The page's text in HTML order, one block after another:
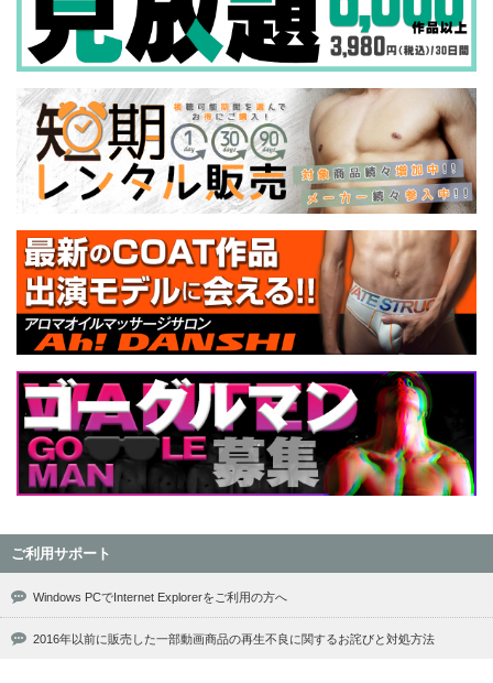
ご利用サポート
Windows PCでInternet Explorerをご利用の方へ
2016年以前に販売した一部動画商品の再生不良に関するお詫びと対処方法